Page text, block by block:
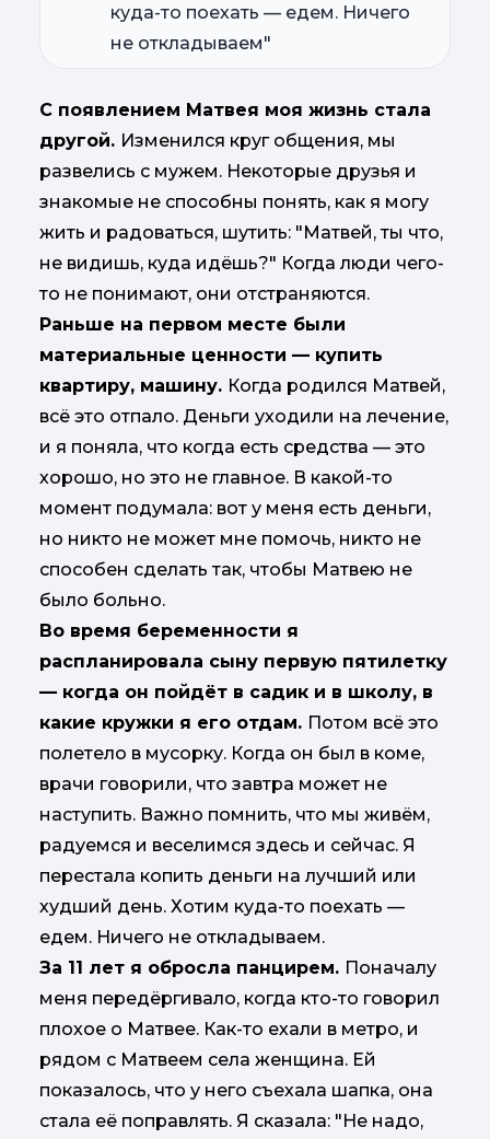
куда-то поехать — едем. Ничего
не откладываем"
С появлением Матвея моя жизнь стала
другой. Изменился круг общения, мы
развелись с мужем. Некоторые друзья и
знакомые не способны понять, как я могу
жить и радоваться, шутить: "Матвей, ты что,
не видишь, куда идёшь?" Когда люди чего-
то не понимают, они отстраняются.
Раньше на первом месте были
материальные ценности — купить
квартиру, машину. Когда родился Матвей,
всё это отпало. Деньги уходили на лечение,
и я поняла, что когда есть средства — это
хорошо, но это не главное. В какой-то
момент подумала: вот у меня есть деньги,
но никто не может мне помочь, никто не
способен сделать так, чтобы Матвею не
было больно.
Во время беременности я
распланировала сыну первую пятилетку
— когда он пойдёт в садик и в школу, в
какие кружки я его отдам. Потом всё это
полетело в мусорку. Когда он был в коме,
врачи говорили, что завтра может не
наступить. Важно помнить, что мы живём,
радуемся и веселимся здесь и сейчас. Я
перестала копить деньги на лучший или
худший день. Хотим куда-то поехать —
едем. Ничего не откладываем.
За 11 лет я обросла панцирем. Поначалу
меня передёргивало, когда кто-то говорил
плохое о Матвее. Как-то ехали в метро, и
рядом с Матвеем села женщина. Ей
показалось, что у него съехала шапка, она
стала её поправлять. Я сказала: "Не надо,